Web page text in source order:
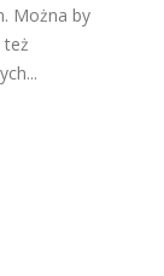
Można by
też